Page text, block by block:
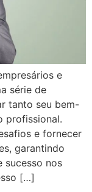
e
série de
tanto seu bem-
profissional.
e fornecer
garantindo
sucesso nos
[…]